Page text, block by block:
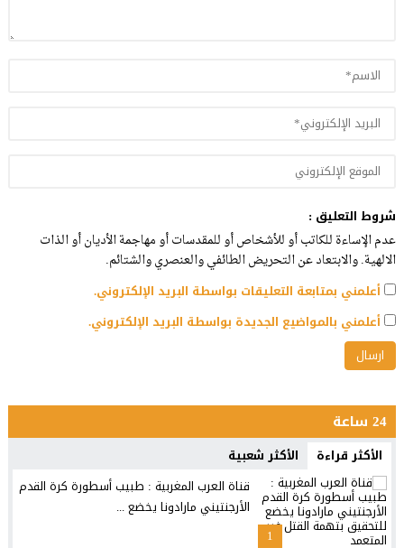
شروط التعليق :
عدم الإساءة للكاتب أو للأشخاص أو للمقدسات أو مهاجمة الأديان أو الذات
الالهية. والابتعاد عن التحريض الطائفي والعنصري والشتائم.
أعلمني بمتابعة التعليقات بواسطة البريد الإلكتروني.
أعلمني بالمواضيع الجديدة بواسطة البريد الإلكتروني.
24 ساعة
الأكثر قراءة الأكثر شعبية
1
قناة العرب المغربية : طبيب أسطورة كرة القدم
الأرجنتيني مارادونا يخضع ...